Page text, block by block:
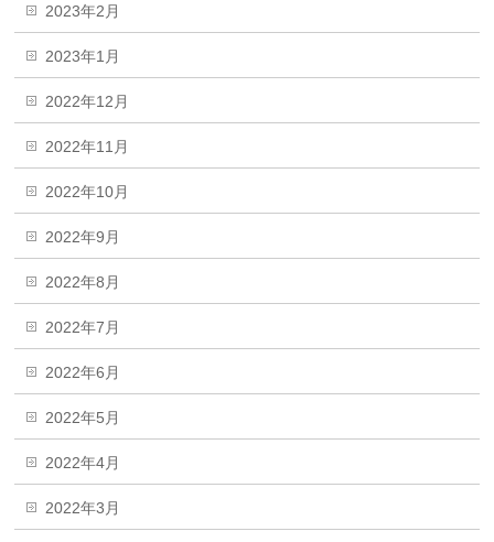
2023年2月
2023年1月
2022年12月
2022年11月
2022年10月
2022年9月
2022年8月
2022年7月
2022年6月
2022年5月
2022年4月
2022年3月